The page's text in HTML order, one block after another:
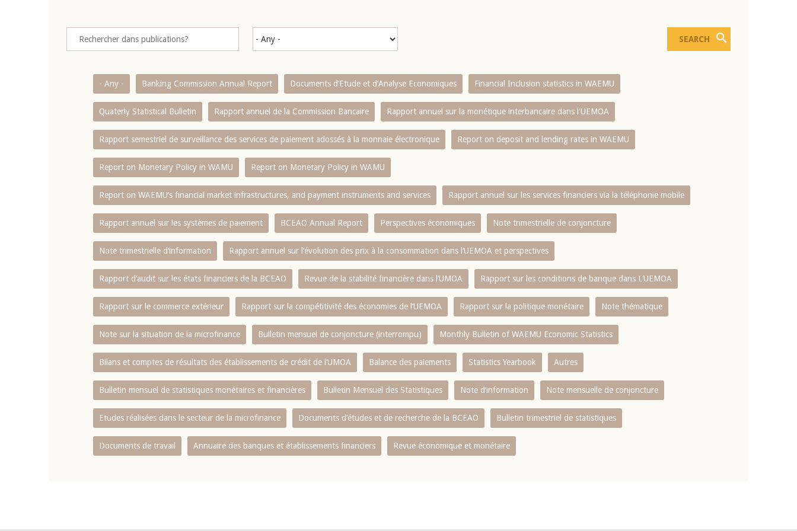
- Any - Banking Commission Annual Report Documents d’Etude et d’Analyse Economiques Financial Inclusion statistics in WAEMU
Quaterly Statistical Bulletin Rapport annuel de la Commission Bancaire Rapport annuel sur la monétique interbancaire dans l'UEMOA
Rapport semestriel de surveillance des services de paiement adossés à la monnaie électronique Report on deposit and lending rates in WAEMU
Report on Monetary Policy in WAMU Report on Monetary Policy in WAMU
Report on WAEMU’s financial market infrastructures, and payment instruments and services Rapport annuel sur les services financiers via la téléphonie mobile
Rapport annuel sur les systèmes de paiement BCEAO Annual Report Perspectives économiques Note trimestrielle de conjoncture
Note trimestrielle d‘information Rapport annuel sur l‘évolution des prix à la consommation dans l‘UEMOA et perspectives
Rapport d‘audit sur les états financiers de la BCEAO Revue de la stabilité financière dans l‘UMOA Rapport sur les conditions de banque dans L‘UEMOA
Rapport sur le commerce extérieur Rapport sur la compétitivité des économies de l‘UEMOA Rapport sur la politique monétaire Note thématique
Note sur la situation de la microfinance Bulletin mensuel de conjoncture (interrompu) Monthly Bulletin of WAEMU Economic Statistics
Bilans et comptes de résultats des établissements de crédit de l‘UMOA Balance des paiements Statistics Yearbook Autres
Bulletin mensuel de statistiques monétaires et financières Bulletin Mensuel des Statistiques Note d’information Note mensuelle de conjoncture
Etudes réalisées dans le secteur de la microfinance Documents d’études et de recherche de la BCEAO Bulletin trimestriel de statistiques
Documents de travail Annuaire des banques et établissements financiers Revue économique et monétaire